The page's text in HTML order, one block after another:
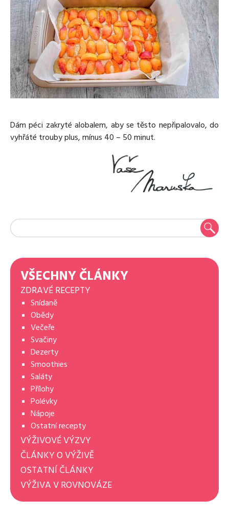
Dám péci zakryté alobalem, aby se těsto nepřipalovalo, do
vyhřáté trouby plus, mínus 40 – 50 minut.
VŠECHNY ČLÁNKY
ZDRAVÉ RECEPTY
Snídaně
Obědy
Večeře
Svačiny
Dezerty
Smoothies
Saláty
Přílohy
Polévky
Nápoje
Ostatní recepty
VÝŽIVOVÉ VÝZVY
ČLÁNKY O VÝŽIVĚ
OSTATNÍ ČLÁNKY
VÝŽIVA V ROVNOVÁZE